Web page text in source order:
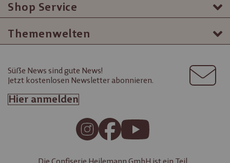
Shop Service
Themenwelten
Süße News sind gute News!
Jetzt kostenlosen Newsletter abonnieren.
Hier anmelden